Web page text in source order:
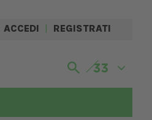
ACCEDI | REGISTRATI